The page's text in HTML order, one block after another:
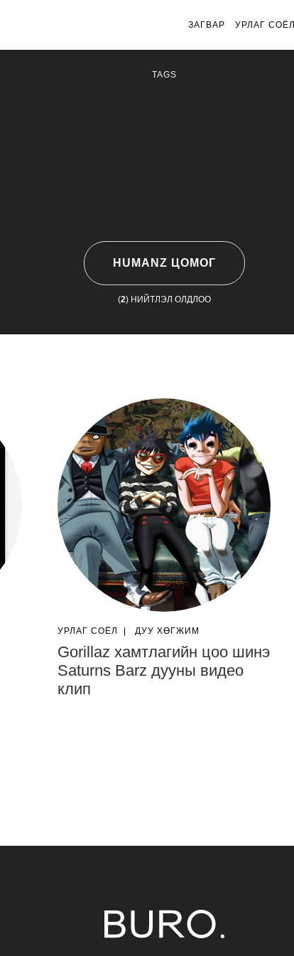
ЗАГВАР УРЛАГ СОЁЛ
TAGS
HUMANZ ЦОМОГ
(2) НИЙТЛЭЛ ОЛДЛОО
УРЛАГ СОЁЛ ДУУ ХӨГЖИМ
Gorillaz хамтлагийн цоо шинэ
Saturns Barz дууны видео
клип